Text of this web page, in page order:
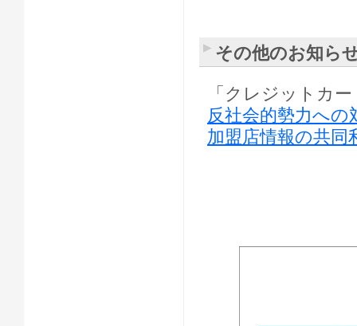
その他のお知ら
「クレジットカ
反社会的勢力への
加盟店情報の共同